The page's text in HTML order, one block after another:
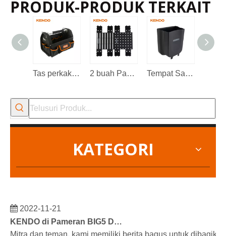
PRODUK-PRODUK TERKAIT
Tas perkakas mulut terbuka 16'. 2 buah Papan Gantung Plastik Tempat Sampah Lipat
KATEGORI
2022-11-21
Mitra dan teman, kami memiliki berita bagus untuk